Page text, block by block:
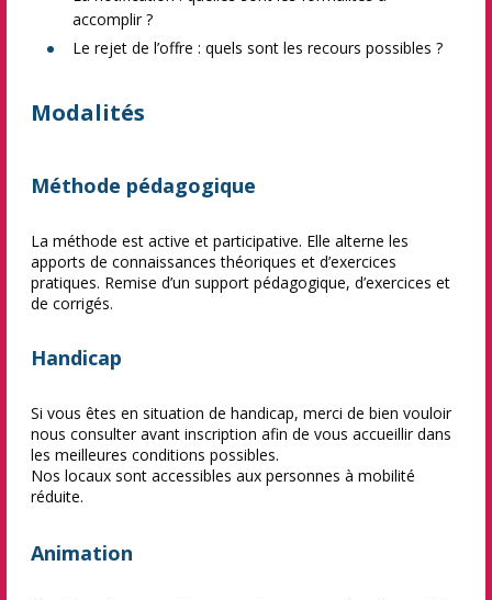
accomplir ?
Le rejet de l’offre : quels sont les recours possibles ?
Modalités
Méthode pédagogique
La méthode est active et participative. Elle alterne les
apports de connaissances théoriques et d’exercices
pratiques. Remise d’un support pédagogique, d’exercices et
de corrigés.
Handicap
Si vous êtes en situation de handicap, merci de bien vouloir
nous consulter avant inscription afin de vous accueillir dans
les meilleures conditions possibles.
Nos locaux sont accessibles aux personnes à mobilité
réduite.
Animation